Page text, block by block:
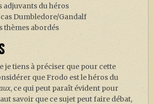
adjuvants du héros
cas Dumbledore/Gandalf
thèmes abordés
je tiens à préciser que pour cette
que Frodo est le héros du
, ce qui peut paraît évident pour
savoir que ce sujet peut faire débat,